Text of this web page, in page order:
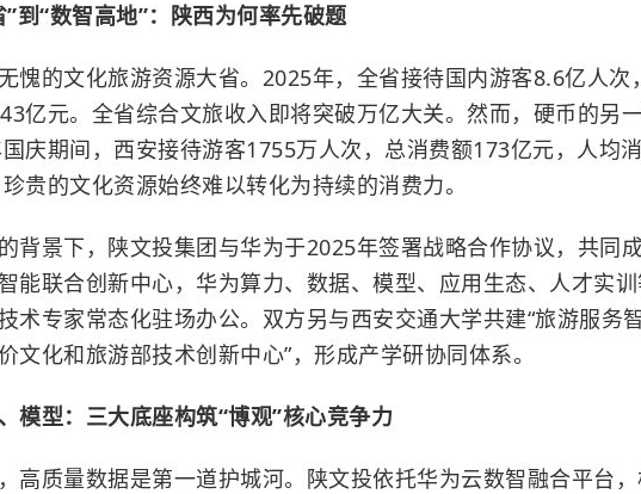
到“数智高地”：陕西为何率先破题
愧的文化旅游资源大省。2025年，全省接待国内游客8.6亿人次
亿元。全省综合文旅收入即将突破万亿大关。然而，硬币的另
庆期间，西安接待游客1755万人次，总消费额173亿元，人均
贵的文化资源始终难以转化为持续的消费力。
背景下，陕文投集团与华为于2025年签署战略合作协议，共同
能联合创新中心，华为算力、数据、模型、应用生态、人才实
术专家常态化驻场办公。双方另与西安交通大学共建“旅游服务
文化和旅游部技术创新中心”，形成产学研协同体系。
模型：三大底座构筑“博观”核心竞争力
高质量数据是第一道护城河。陕文投依托华为云数智融合平台